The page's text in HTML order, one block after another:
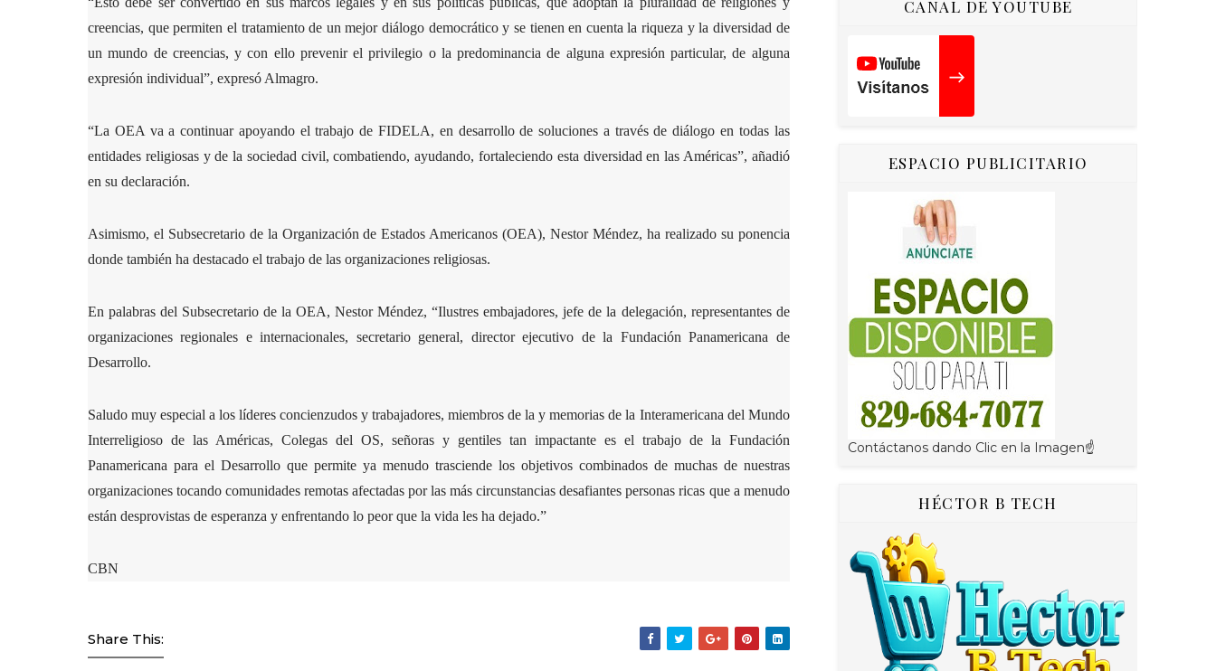
creencias, que permiten el tratamiento de un mejor diálogo democrático y se tienen en cuenta la riqueza y la diversidad de
un mundo de creencias, y con ello prevenir el privilegio o la predominancia de alguna expresión particular, de alguna
expresión individual”, expresó Almagro.
“La OEA va a continuar apoyando el trabajo de FIDELA, en desarrollo de soluciones a través de diálogo en todas las
entidades religiosas y de la sociedad civil, combatiendo, ayudando, fortaleciendo esta diversidad en las Américas”, añadió
en su declaración.
Asimismo, el Subsecretario de la Organización de Estados Americanos (OEA), Nestor Méndez, ha realizado su ponencia
donde también ha destacado el trabajo de las organizaciones religiosas.
En palabras del Subsecretario de la OEA, Nestor Méndez, “Ilustres embajadores, jefe de la delegación, representantes de
organizaciones regionales e internacionales, secretario general, director ejecutivo de la Fundación Panamericana de
Desarrollo.
Saludo muy especial a los líderes concienzudos y trabajadores, miembros de la y memorias de la Interamericana del Mundo
Interreligioso de las Américas, Colegas del OS, señoras y gentiles tan impactante es el trabajo de la Fundación
Panamericana para el Desarrollo que permite ya menudo trasciende los objetivos combinados de muchas de nuestras
organizaciones tocando comunidades remotas afectadas por las más circunstancias desafiantes personas ricas que a menudo
están desprovistas de esperanza y enfrentando lo peor que la vida les ha dejado.”
CBN
Share This:
CANAL DE YOUTUBE
ESPACIO PUBLICITARIO
Contáctanos dando Clic en la Imagen☝
HÉCTOR B TECH